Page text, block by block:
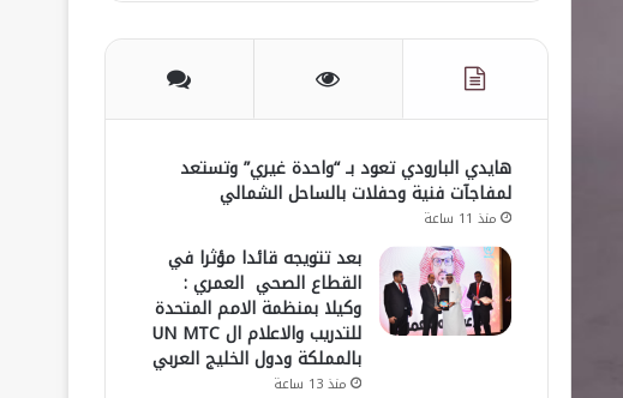
هايدي البارودي تعود بـ “واحدة غيري” وتستعد
لمفاجآت فنية وحفلات بالساحل الشمالي
منذ 11 ساعة
بعد تتويجه قائدا مؤثرا في
القطاع الصحي العمري :
وكيلا بمنظمة الامم المتحدة
للتدريب والاعلام ال UN MTC
بالمملكة ودول الخليج العربي
منذ 13 ساعة